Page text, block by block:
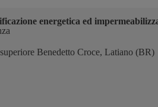
energetica ed
Benedetto Croce, Latiano (BR)